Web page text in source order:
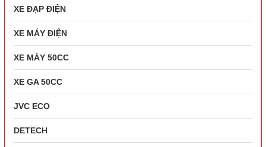
XE ĐẠP ĐIỆN
XE MÁY ĐIỆN
XE MÁY 50CC
XE GA 50CC
JVC ECO
DETECH